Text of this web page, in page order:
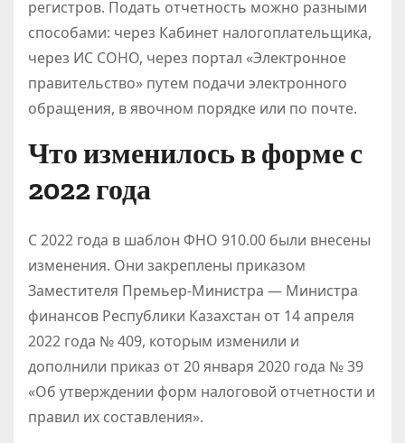
регистров. Подать отчетность можно разными
способами: через Кабинет налогоплательщика,
через ИС СОНО, через портал «Электронное
правительство» путем подачи электронного
обращения, в явочном порядке или по почте.
Что изменилось в форме с
2022 года
С 2022 года в шаблон ФНО 910.00 были внесены
изменения. Они закреплены приказом
Заместителя Премьер-Министра — Министра
финансов Республики Казахстан от 14 апреля
2022 года № 409, которым изменили и
дополнили приказ от 20 января 2020 года № 39
«Об утверждении форм налоговой отчетности и
правил их составления».